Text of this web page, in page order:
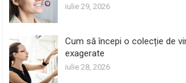
iulie 29, 2026
Cum să începi o colecție de
exagerate
iulie 28, 2026